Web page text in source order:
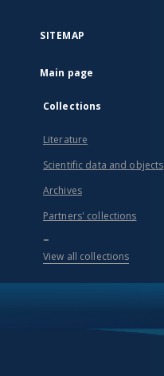
SITEMAP
Main page
Collections
Literature
Scientific data and objects
Archives
Partners' collections
...
View all collections